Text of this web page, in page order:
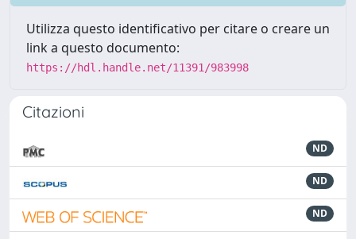
Utilizza questo identificativo per citare o creare un
link a questo documento:
https://hdl.handle.net/11391/983998
Citazioni
ND
ND
ND